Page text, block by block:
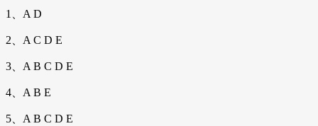
1、A D
2、A C D E
3、A B C D E
4、A B E
5、A B C D E